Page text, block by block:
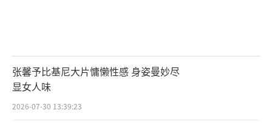
张馨予比基尼大片慵懒性感 身姿曼妙尽
显女人味
2026-07-30 13:39:23